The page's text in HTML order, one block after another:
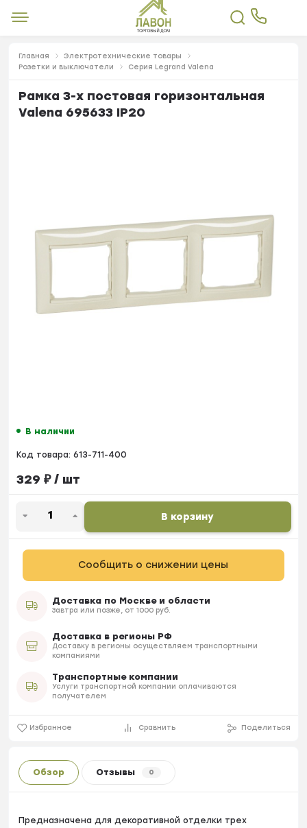
Главная
Электротехнические товары
Розетки и выключатели
Серия Legrand Valena
Рамка 3-х постовая горизонтальная
Valena 695633 IP20
В наличии
Код товара: 613-711-400
329 ₽/ шт
В корзину
Сообщить о снижении цены
Доставка по Москве и области
Завтра или позже, от 1000 руб.
Доставка в регионы РФ
Доставку в регионы осуществляем транспортными
компаниями
Транспортные компании
Услуги транспортной компании оплачиваются
получателем
Избранное Сравнить Поделиться
Обзор Отзывы 0
Предназначена для декоративной отделки трех